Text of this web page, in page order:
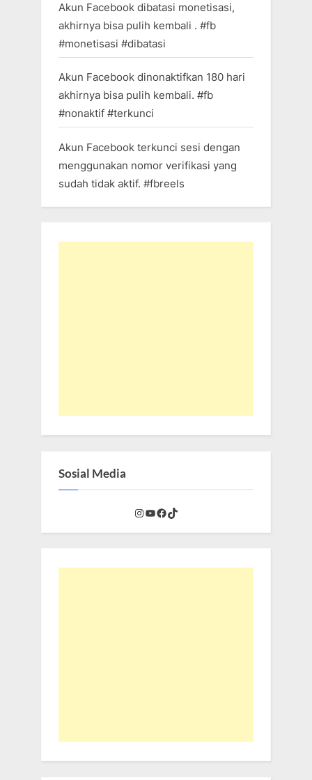
Akun Facebook dibatasi monetisasi,
akhirnya bisa pulih kembali . #fb
#monetisasi #dibatasi
Akun Facebook dinonaktifkan 180 hari
akhirnya bisa pulih kembali. #fb
#nonaktif #terkunci
Akun Facebook terkunci sesi dengan
menggunakan nomor verifikasi yang
sudah tidak aktif. #fbreels
Sosial Media
Instagram
YouTube
Facebook
TikTok